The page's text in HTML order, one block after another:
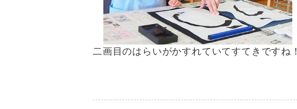
二画目のはらいがかすれていてすてきですね！